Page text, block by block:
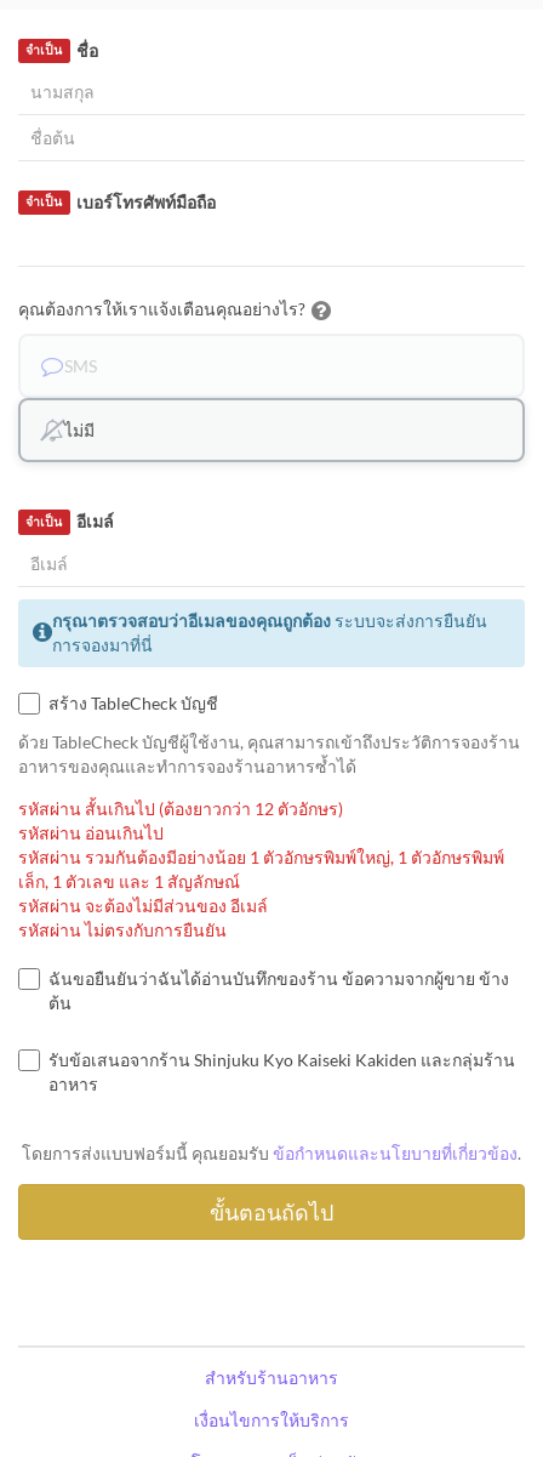
ชื่อ
จำเป็น
เบอร์โทรศัพท์มือถือ
จำเป็น
คุณต้องการให้เราแจ้งเตือนคุณอย่างไร?
SMS
ไม่มี
อีเมล์
จำเป็น
กรุณาตรวจสอบว่าอีเมลของคุณถูกต้อง ระบบจะส่งการยืนยัน
การจองมาที่นี่
สร้าง TableCheck บัญชี
ด้วย TableCheck บัญชีผู้ใช้งาน, คุณสามารถเข้าถึงประวัติการจองร้าน
อาหารของคุณและทำการจองร้านอาหารซ้ำได้
รหัสผ่าน สั้นเกินไป (ต้องยาวกว่า 12 ตัวอักษร)
รหัสผ่าน อ่อนเกินไป
รหัสผ่าน รวมกันต้องมีอย่างน้อย 1 ตัวอักษรพิมพ์ใหญ่, 1 ตัวอักษรพิมพ์
เล็ก, 1 ตัวเลข และ 1 สัญลักษณ์
รหัสผ่าน จะต้องไม่มีส่วนของ อีเมล์
รหัสผ่าน ไม่ตรงกับการยืนยัน
ฉันขอยืนยันว่าฉันได้อ่านบันทึกของร้าน ข้อความจากผู้ขาย ข้าง
ต้น
รับข้อเสนอจากร้าน Shinjuku Kyo Kaiseki Kakiden และกลุ่มร้าน
อาหาร
โดยการส่งแบบฟอร์มนี้ คุณยอมรับ ข้อกำหนดและนโยบายที่เกี่ยวข้อง.
สำหรับร้านอาหาร
เงื่อนไขการให้บริการ